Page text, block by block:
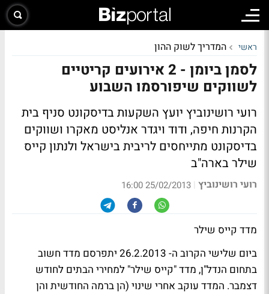
ראשי המדריך לשוק ההון
לסמן ביומן - 2 אירועים קריטיים
לשווקים שיפורסמו השבוע
רועי רושינוביץ יועץ השקעות בדיסקונט סניף בית
הקרנות חיפה, ודוד ויגדר אנליסט מאקרו ושווקים
בדיסקונט מתייחסים לריבית בישראל ולנתון קייס
שילר בארה"ב
רועי רושינוביץ |
25/02/2013 16:00
מדד קייס שילר
ביום שלישי הקרוב ה- 26.2.2013 יתפרסם מדד חשוב
בתחום הנדל"ן, מדד "קייס שילר" למחירי הבתים לחודש
דצמבר. המדד עוקב אחרי שינוי (הן ברמה החודשית והן